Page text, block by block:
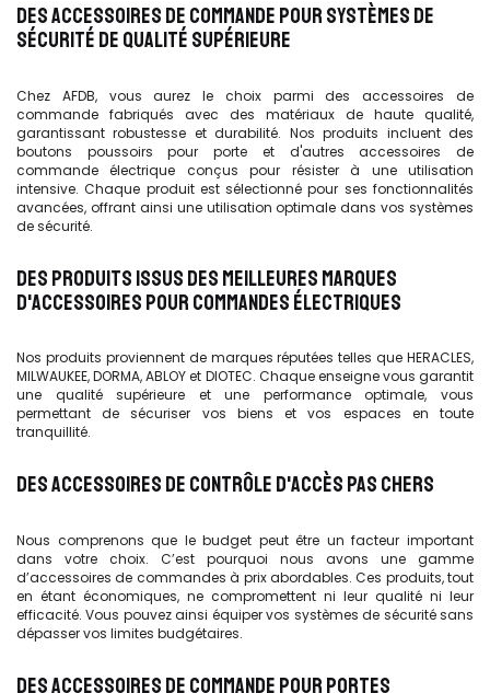
DES ACCESSOIRES DE COMMANDE POUR SYSTÈMES DE
SÉCURITÉ DE QUALITÉ SUPÉRIEURE
Chez AFDB, vous aurez le choix parmi des accessoires de
commande fabriqués avec des matériaux de haute qualité,
garantissant robustesse et durabilité. Nos produits incluent des
boutons poussoirs pour porte et d'autres accessoires de
commande électrique conçus pour résister à une utilisation
intensive. Chaque produit est sélectionné pour ses fonctionnalités
avancées, offrant ainsi une utilisation optimale dans vos systèmes
de sécurité.
DES PRODUITS ISSUS DES MEILLEURES MARQUES
D'ACCESSOIRES POUR COMMANDES ÉLECTRIQUES
Nos produits proviennent de marques réputées telles que HERACLES,
MILWAUKEE, DORMA, ABLOY et DIOTEC. Chaque enseigne vous garantit
une qualité supérieure et une performance optimale, vous
permettant de sécuriser vos biens et vos espaces en toute
tranquillité.
DES ACCESSOIRES DE CONTRÔLE D'ACCÈS PAS CHERS
Nous comprenons que le budget peut être un facteur important
dans votre choix. C’est pourquoi nous avons une gamme
d’accessoires de commandes à prix abordables. Ces produits, tout
en étant économiques, ne compromettent ni leur qualité ni leur
efficacité. Vous pouvez ainsi équiper vos systèmes de sécurité sans
dépasser vos limites budgétaires.
DES ACCESSOIRES DE COMMANDE POUR PORTES